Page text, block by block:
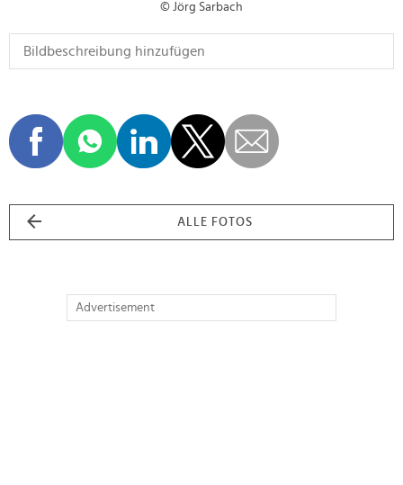
© Jörg Sarbach
ALLE FOTOS
Advertisement